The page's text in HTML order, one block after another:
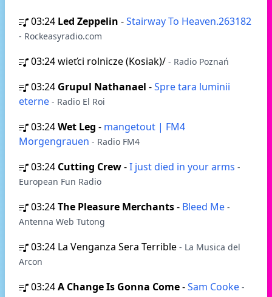
03:24 Led Zeppelin -Stairway To Heaven.263182
- Rockeasyradio.com
03:24wieťci rolnicze (Kosiak)/ - Radio Poznań
03:24 Grupul Nathanael -Spre tara luminii
eterne - Radio El Roi
03:24Wet Leg - mangetout | FM4
Morgengrauen - Radio FM4
03:24 Cutting Crew-I just died in your arms -
European Fun Radio
03:24The Pleasure Merchants- Bleed Me -
Antenna Web Tutong
03:24 La Venganza Sera Terrible - La Musica del
Arcon
03:24A Change Is Gonna Come-Sam Cooke -